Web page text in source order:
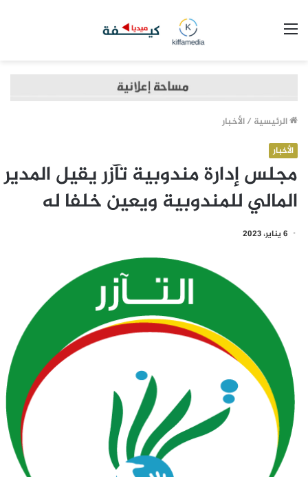
الرئيسية /الأخبار
الأخبار
مجلس إدارة مندوبية تآزر يقيل المدير
المالي للمندوبية ويعين خلفا له
6 يناير، 2023